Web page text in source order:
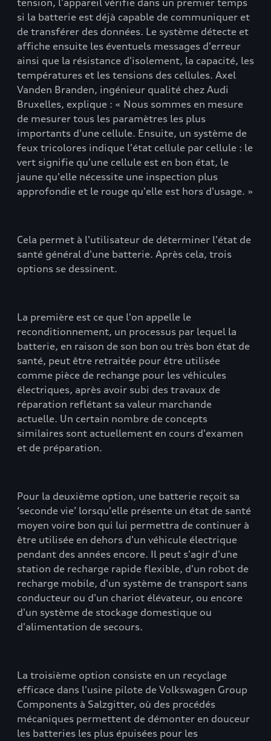
tension, l'appareil vérifie dans un premier temps
si la batterie est déjà capable de communiquer et
de transférer des données. Le système détecte et
affiche ensuite les éventuels messages d'erreur
ainsi que la résistance d'isolement, la capacité, les
températures et les tensions des cellules. Axel
Vanden Branden, ingénieur qualité chez Audi
Bruxelles, explique : « Nous sommes en mesure
de mesurer tous les paramètres les plus
importants d'une cellule. Ensuite, un système de
feux tricolores indique l'état cellule par cellule : le
vert signifie qu'une cellule est en bon état, le
jaune qu'elle nécessite une inspection plus
approfondie et le rouge qu'elle est hors d'usage. »
Cela permet à l'utilisateur de déterminer l'état de
santé général d'une batterie. Après cela, trois
options se dessinent.
La première est ce que l'on appelle le
reconditionnement, un processus par lequel la
batterie, en raison de son bon ou très bon état de
santé, peut être retraitée pour être utilisée
comme pièce de rechange pour les véhicules
électriques, après avoir subi des travaux de
réparation reflétant sa valeur marchande
actuelle. Un certain nombre de concepts
similaires sont actuellement en cours d'examen
et de préparation.
Pour la deuxième option, une batterie reçoit sa
‘seconde vie’ lorsqu'elle présente un état de santé
moyen voire bon qui lui permettra de continuer à
être utilisée en dehors d'un véhicule électrique
pendant des années encore. Il peut s'agir d'une
station de recharge rapide flexible, d'un robot de
recharge mobile, d'un système de transport sans
conducteur ou d'un chariot élévateur, ou encore
d'un système de stockage domestique ou
d'alimentation de secours.
La troisième option consiste en un recyclage
efficace dans l'usine pilote de Volkswagen Group
Components à Salzgitter, où des procédés
mécaniques permettent de démonter en douceur
les batteries les plus épuisées pour les